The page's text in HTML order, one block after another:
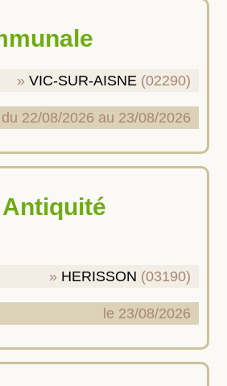
VIC-SUR-AISNE (02290)
du 22/08/2026 au 23/08/2026
HERISSON (03190)
le 23/08/2026